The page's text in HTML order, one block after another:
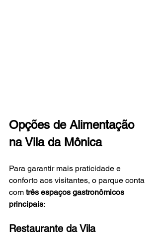
Opções de Alimentação
na Vila da Mônica
Para garantir mais praticidade e
conforto aos visitantes, o parque conta
com três espaços gastronômicos
principais:
Restaurante da Vila